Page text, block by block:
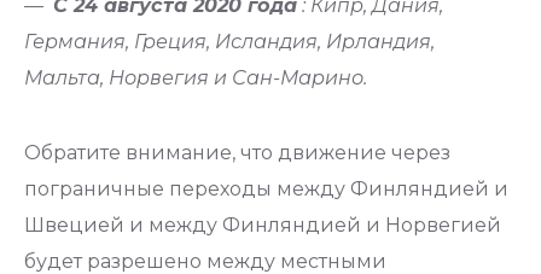
— С 24 августа 2020 года : Кипр, Дания,
Германия, Греция, Исландия, Ирландия,
Мальта, Норвегия и Сан-Марино.
Обратите внимание, что движение через
пограничные переходы между Финляндией и
Швецией и между Финляндией и Норвегией
будет разрешено между местными